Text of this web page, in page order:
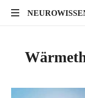
Gehirngesundheit,